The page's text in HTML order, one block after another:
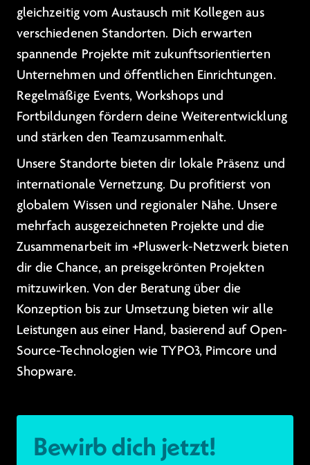
gleichzeitig vom Austausch mit Kollegen aus
verschiedenen Standorten. Dich erwarten
spannende Projekte mit zukunftsorientierten
Unternehmen und öffentlichen Einrichtungen.
Regelmäßige Events, Workshops und
Fortbildungen fördern deine Weiterentwicklung
und stärken den Teamzusammenhalt.
Unsere Standorte bieten dir lokale Präsenz und
internationale Vernetzung. Du profitierst von
globalem Wissen und regionaler Nähe. Unsere
mehrfach ausgezeichneten Projekte und die
Zusammenarbeit im +Pluswerk-Netzwerk bieten
dir die Chance, an preisgekrönten Projekten
mitzuwirken. Von der Beratung über die
Konzeption bis zur Umsetzung bieten wir alle
Leistungen aus einer Hand, basierend auf Open-
Source-Technologien wie TYPO3, Pimcore und
Shopware.
Bewirb dich jetzt!